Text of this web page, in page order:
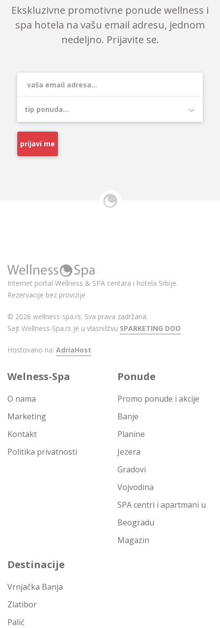
Ekskluzivne promotivne ponude wellness i
spa hotela na vašu email adresu, jednom
nedeljno. Prijavite se.
prijavi me
Internet portal Wellness & SPA centara i hotela Srbije.
Rezervacije bez provizije
© 2026 wellness-spa.rs. Sva prava zadržana.
Sajt Wellness-Spa.rs je u vlasništvu SPARKETING DOO
Hostovano na: AdriaHost
Welness-Spa
O nama
Marketing
Kontakt
Politika privatnosti
Ponude
Promo ponude i akcije
Banje
Planine
Jezera
Gradovi
Vojvodina
SPA centri i apartmani u
Beogradu
Magazin
Destinacije
Vrnjačka Banja
Zlatibor
Palić